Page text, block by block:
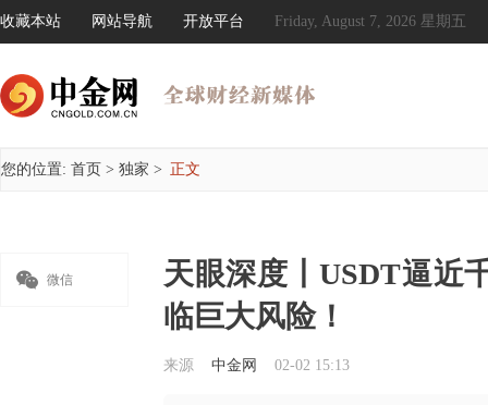
收藏本站 网站导航 开放平台 Friday, August 7, 2026 星期五
您的位置: 首页 > 独家 > 正文
 微信
天眼深度丨USDT逼近
临巨大风险！
来源 中金网 02-02 15:13